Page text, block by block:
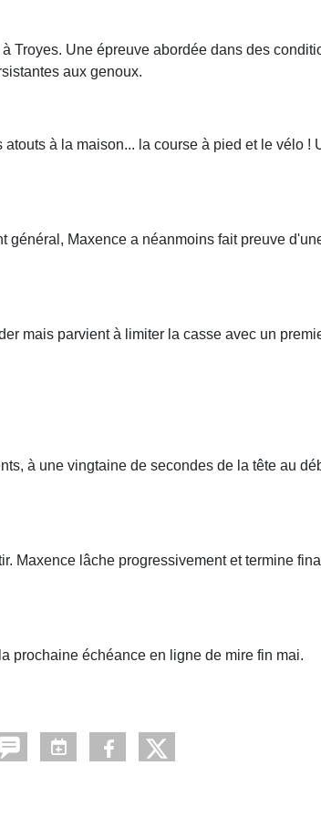
Troyes. Une épreuve abordée dans des
aux genoux.
à la maison... la course à pied et le vélo
Maxence a néanmoins fait preuve
mais parvient à limiter la casse avec un
à une vingtaine de secondes de la tête au
Maxence lâche progressivement et termine
prochaine échéance en ligne de mire fin mai.